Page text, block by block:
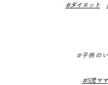
#ダイエット
#子供の
#5児ママ